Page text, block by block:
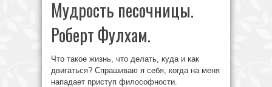
Мудрость песочницы.
Роберт Фулхам.
Что такое жизнь, что делать, куда и как
двигаться? Спрашиваю я себя, когда на меня
нападает приступ философности.